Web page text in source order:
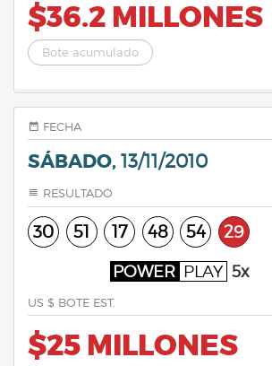
$36.2 MILLONES
Bote acumulado
FECHA
SÁBADO, 13/11/2010
RESULTADO
30 51 17 48 54 29
POWER PLAY 5x
US $ BOTE EST.
$25 MILLONES